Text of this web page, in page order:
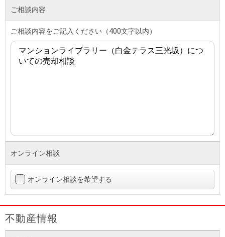
ご相談内容
ご相談内容をご記入ください（400文字以内）
オンライン相談
オンライン相談を希望する
不動産情報